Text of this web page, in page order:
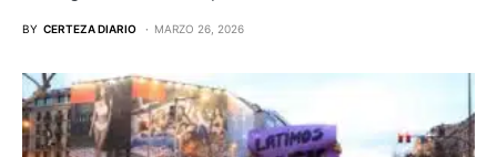
BY CERTEZA DIARIO MARZO 26, 2026